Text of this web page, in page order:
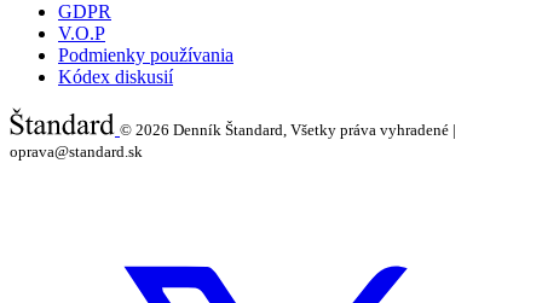
GDPR
V.O.P
Podmienky používania
Kódex diskusií
© 2026 Denník Štandard, Všetky práva vyhradené |
oprava@standard.sk